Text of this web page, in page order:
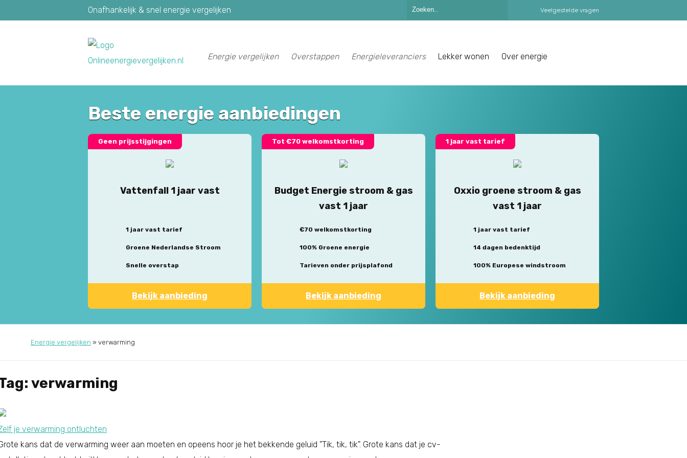
Onafhankelijk & snel energie vergelijken Veelgestelde vragen
Energie vergelijken Overstappen Energieleveranciers Lekker wonen Over energie
Beste energie aanbiedingen
Geen prijsstijgingen
Vattenfall 1 jaar vast
1 jaar vast tarief
Groene Nederlandse Stroom
Snelle overstap
Bekijk aanbieding
Tot €70 welkomstkorting
Budget Energie stroom & gas
vast 1 jaar
€70 welkomstkorting
100% Groene energie
Tarieven onder prijsplafond
Bekijk aanbieding
1 jaar vast tarief
Oxxio groene stroom & gas
vast 1 jaar
1 jaar vast tarief
14 dagen bedenktijd
100% Europese windstroom
Bekijk aanbieding
Energie vergelijken » verwarming
verwarming
je verwarming ontluchten
kans dat de verwarming weer aan moeten en opeens hoor je het bekkende geluid "Tik, tik, tik". Grote kans dat je cv-